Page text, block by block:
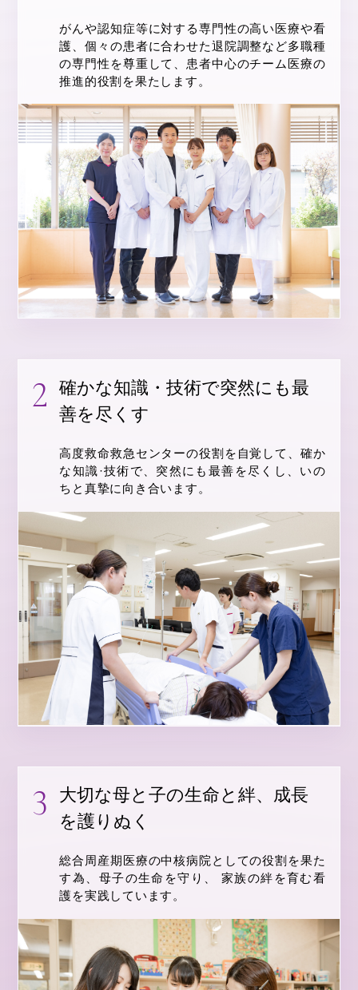
がんや認知症等に対する専門性の高い医療や看
護、個々の患者に合わせた退院調整など多職種
の専門性を尊重して、患者中心のチーム医療の
推進的役割を果たします。
確かな知識・技術で突然にも最
善を尽くす
高度救命救急センターの役割を自覚して、確か
な知識·技術で、突然にも最善を尽くし、いの
ちと真摯に向き合います。
大切な母と子の生命と絆、成長
を護りぬく
総合周産期医療の中核病院としての役割を果た
す為、母子の生命を守り、 家族の絆を育む看
護を実践しています。